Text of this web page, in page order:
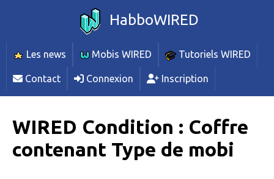
HabboWIRED
Les news Mobis WIRED Tutoriels WIRED
Contact Connexion Inscription
WIRED Condition : Coffre
contenant Type de mobi